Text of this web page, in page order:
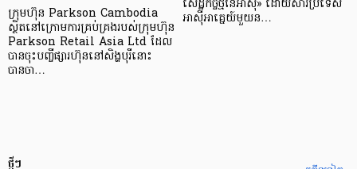
ក្រុមហ៊ុន Parkson Cambodia
ស្ថិតនៅក្រោមការគ្រប់គ្រងរបស់ក្រុមហ៊ុន
Parkson Retail Asia Ltd ដែល
បានចុះបញ្ចីផ្សារហ៊ុននៅសិង្ហបុរីនោះ
បានចា…
សេដ្ឋកិច្ច​ថ្មី​នៃ​អាស៊ី» ដោយសារ​ប្រទេស​
អាស៊ី​អាគ្នេយ៍​មួយ​ន…
ថ្មីៗ